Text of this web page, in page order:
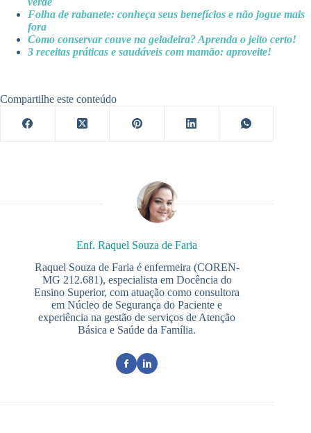
Folha de rabanete: conheça seus benefícios e não jogue mais
fora
Como conservar couve na geladeira? Aprenda o jeito certo!
3 receitas práticas e saudáveis com mamão: aproveite!
Compartilhe este conteúdo
Enf. Raquel Souza de Faria
Raquel Souza de Faria é enfermeira (COREN-
MG 212.681), especialista em Docência do
Ensino Superior, com atuação como consultora
em Núcleo de Segurança do Paciente e
experiência na gestão de serviços de Atenção
Básica e Saúde da Família.